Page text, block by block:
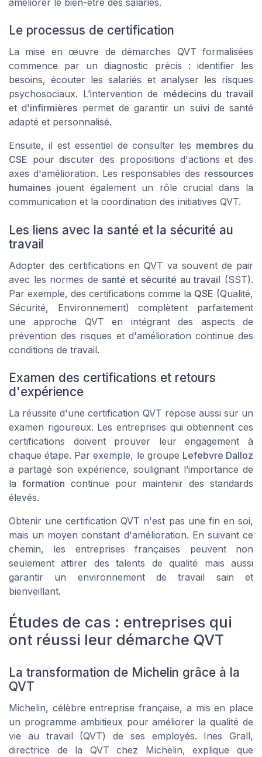
Le processus de certification
La mise en œuvre de démarches QVT formalisées
commence par un diagnostic précis : identifier les
besoins, écouter les salariés et analyser les risques
psychosociaux. L’intervention de médecins du travail
et d'infirmières permet de garantir un suivi de santé
adapté et personnalisé.
Ensuite, il est essentiel de consulter les membres du
CSE pour discuter des propositions d'actions et des
axes d'amélioration. Les responsables des ressources
humaines jouent également un rôle crucial dans la
communication et la coordination des initiatives QVT.
Les liens avec la santé et la sécurité au
travail
Adopter des certifications en QVT va souvent de pair
avec les normes de santé et sécurité au travail (SST).
Par exemple, des certifications comme la QSE (Qualité,
Sécurité, Environnement) complètent parfaitement
une approche QVT en intégrant des aspects de
prévention des risques et d'amélioration continue des
conditions de travail.
Examen des certifications et retours
d'expérience
La réussite d'une certification QVT repose aussi sur un
examen rigoureux. Les entreprises qui obtiennent ces
certifications doivent prouver leur engagement à
chaque étape. Par exemple, le groupe Lefebvre Dalloz
a partagé son expérience, soulignant l’importance de
la formation continue pour maintenir des standards
élevés.
Obtenir une certification QVT n'est pas une fin en soi,
mais un moyen constant d'amélioration. En suivant ce
chemin, les entreprises françaises peuvent non
seulement attirer des talents de qualité mais aussi
garantir un environnement de travail sain et
bienveillant.
Études de cas : entreprises qui
ont réussi leur démarche QVT
La transformation de Michelin grâce à la
QVT
Michelin, célèbre entreprise française, a mis en place
un programme ambitieux pour améliorer la qualité de
vie au travail (QVT) de ses employés. Ines Grall,
directrice de la QVT chez Michelin, explique que